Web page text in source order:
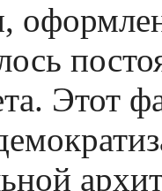
Этот